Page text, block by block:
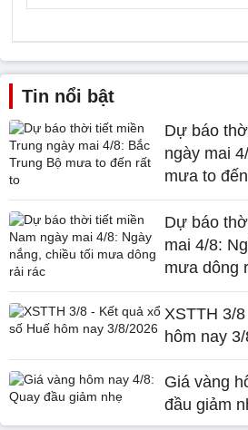
Tin nổi bật
Dự báo
ngày mai
mưa to
Dự báo
mai 4/8:
mưa dông
XSTTH 3/
hôm nay
Giá vàng
đầu giảm